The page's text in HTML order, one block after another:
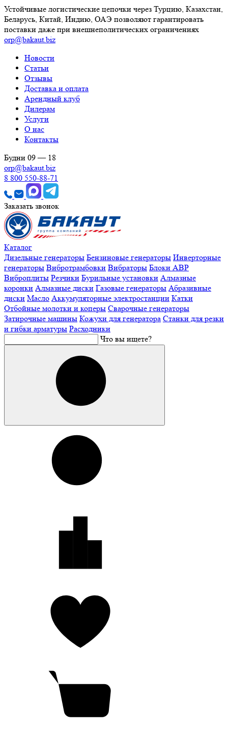
Устойчивые логистические цепочки через Турцию, Казахстан,
Беларусь, Китай, Индию, ОАЭ позволяют гарантировать
поставки даже при внешнеполитических ограничениях
orp@bakaut.biz
Новости
Статьи
Отзывы
Доставка и оплата
Арендный клуб
Дилерам
Услуги
О нас
Контакты
Будни 09 — 18
orp@bakaut.biz
8 800 550-88-71
Заказать звонок
Каталог
Дизельные генераторы Бензиновые генераторы Инверторные
генераторы Вибротрамбовки Вибраторы Блоки АВР
Виброплиты Резчики Бурильные установки Алмазные
коронки Алмазные диски Газовые генераторы Абразивные
диски Масло Аккумуляторные электростанции Катки
Отбойные молотки и коперы Сварочные генераторы
Затирочные машины Кожухи для генератора Станки для резки
и гибки арматуры Расходники
Что вы ищете?